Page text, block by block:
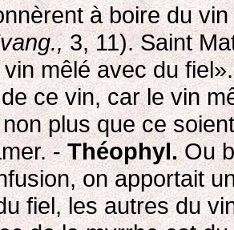
à boire du
3, 11). Saint
mêlé avec du
ce vin, car le vin
plus que ce
-Théophyl.Ou
on apportait
fiel, les autres du